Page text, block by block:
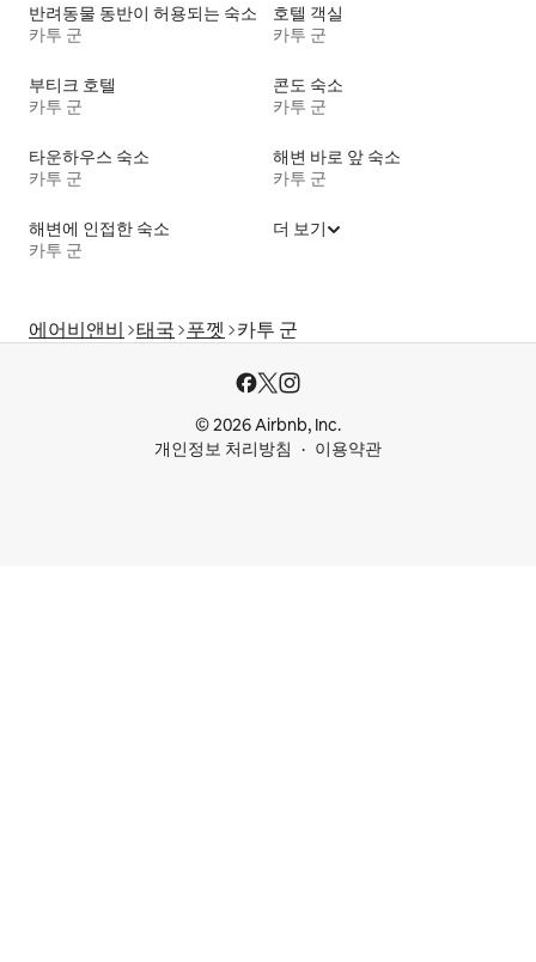
반려동물 동반이 허용되는 숙소
카투 군
호텔 객실
카투 군
부티크 호텔
카투 군
콘도 숙소
카투 군
타운하우스 숙소
카투 군
해변 바로 앞 숙소
카투 군
해변에 인접한 숙소
카투 군
더 보기
에어비앤비 태국 푸껫 카투 군
© 2026 Airbnb, Inc.
개인정보 처리방침
이용약관